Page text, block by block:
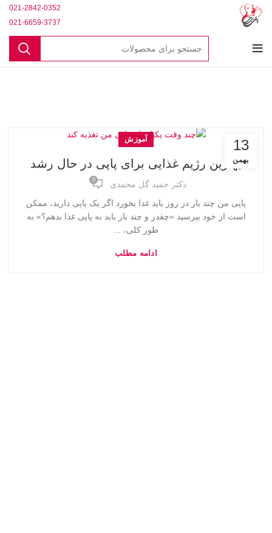
021-2842-0352
021-6659-3737
13
بهمن
آموزش
بهترین رژیم غذایی برای پاپی در حال رشد
دکتر حمید گل محمدی 0
پاپی من چند بار در روز باید غذا بخورد اگر یک پاپی دارید، ممکن
است از خود بپرسید «چقدر و چند بار باید به پاپی غذا بدهم؟» به
طور کلی، ...
ادامه مطلب